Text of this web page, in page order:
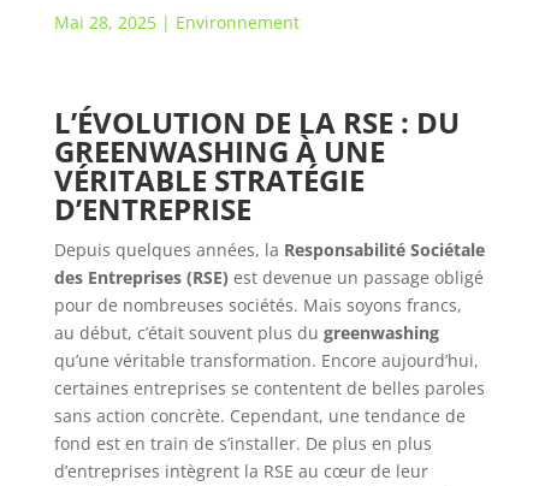
Mai 28, 2025| Environnement
L’ÉVOLUTION DE LA RSE : DU
GREENWASHING À UNE
VÉRITABLE STRATÉGIE
D’ENTREPRISE
Depuis quelques années, la Responsabilité Sociétale
des Entreprises (RSE) est devenue un passage obligé
pour de nombreuses sociétés. Mais soyons francs,
au début, c’était souvent plus du greenwashing
qu’une véritable transformation. Encore aujourd’hui,
certaines entreprises se contentent de belles paroles
sans action concrète. Cependant, une tendance de
fond est en train de s’installer. De plus en plus
d’entreprises intègrent la RSE au cœur de leur